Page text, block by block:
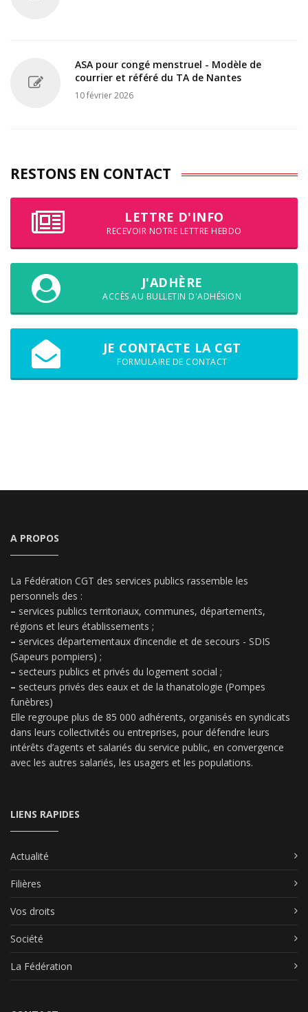
ASA pour congé menstruel - Modèle de
courrier et référé du TA de Nantes
10 février 2026
RESTONS EN CONTACT
LETTRE D'INFO
RECEVOIR NOTRE LETTRE HEBDO
J'ADHÈRE
ACCÈS AU BULLETIN D'ADHÉSION
JE CONTACTE LA CGT
FORMULAIRE DE CONTACT
A PROPOS
La Fédération CGT des services publics rassemble les
personnels des :
– services publics territoriaux, communes, départements,
régions et leurs établissements ;
– services départementaux d’incendie et de secours - SDIS
(Sapeurs pompiers) ;
– secteurs publics et privés du logement social ;
– secteurs privés des eaux et de la thanatologie (Pompes
funèbres)
Elle regroupe plus de 85 000 adhérents, organisés en syndicats
dans leurs collectivités ou entreprises, pour défendre leurs
intérêts d’agents et salariés du service public, en convergence
avec les autres salariés, les usagers et les populations.
LIENS RAPIDES
Actualité
Filières
Vos droits
Société
La Fédération